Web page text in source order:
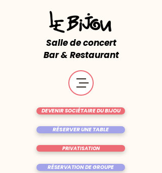
Salle de concert
Bar & Restaurant
RÉSERVER UNE TABLE
DEVENIR SOCIÉTAIRE DU BIJOU
RÉSERVATION DE GROUPE
PRIVATISATION